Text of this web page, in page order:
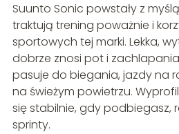
Suunto Sonic powstały z
traktują trening poważnie i
sportowych tej marki. Lekka,
dobrze znosi pot i
pasuje do biegania, jazdy na
na świeżym powietrzu.
się stabilnie, gdy podbiegasz,
sprinty.